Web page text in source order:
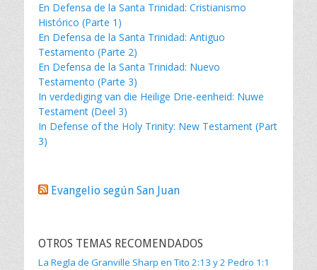
En Defensa de la Santa Trinidad: Cristianismo
Histórico (Parte 1)
En Defensa de la Santa Trinidad: Antiguo
Testamento (Parte 2)
En Defensa de la Santa Trinidad: Nuevo
Testamento (Parte 3)
In verdediging van die Heilige Drie-eenheid: Nuwe
Testament (Deel 3)
In Defense of the Holy Trinity: New Testament (Part
3)
Evangelio según San Juan
OTROS TEMAS RECOMENDADOS
La Regla de Granville Sharp en Tito 2:13 y 2 Pedro 1:1